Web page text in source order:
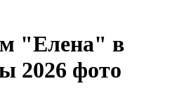
"Елена" в
2026 фото